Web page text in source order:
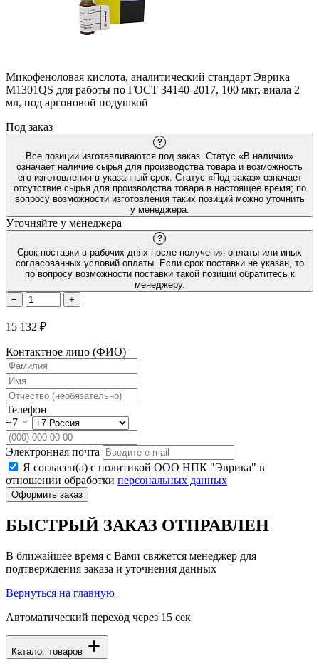
Микофеноловая кислота, аналитический стандарт Эврика
M1301QS для работы по ГОСТ 34140-2017, 100 мкг, виала 2
мл, под аргоновой подушкой
Под заказ
?
Все позиции изготавливаются под заказ. Статус «В наличии»
означает наличие сырья для производства товара и возможность
его изготовления в указанный срок. Статус «Под заказ» означает
отсутствие сырья для производства товара в настоящее время; по
вопросу возможности изготовления таких позиций можно уточнить
у менеджера.
Уточняйте у менеджера
?
Срок поставки в рабочих днях после получения оплаты или иных
согласованных условий оплаты. Если срок поставки не указан, то
по вопросу возможности поставки такой позиции обратитесь к
менеджеру.
−
+
15 132 ₽
Контактное лицо (ФИО)
Телефон
+7
Электронная почта
Я согласен(а) с политикой ООО НПК "Эврика" в
отношении обработки персональных данных
Оформить заказ
БЫСТРЫЙ ЗАКАЗ ОТПРАВЛЕН
В ближайшее время с Вами свяжется менеджер для
подтверждения заказа и уточнения данных
Вернуться на главную
Автоматический переход через 15 сек
Каталог товаров